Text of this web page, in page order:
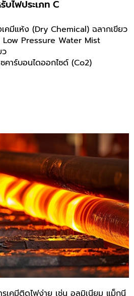
บไฟประเภท C
คมีแห้ง (Dry Chemical) ฉลากเขียว
Pressure Water Mist
ว
าร์บอนไดออกไซด์ (Co2)